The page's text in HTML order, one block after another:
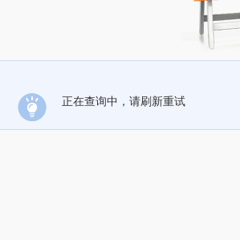
正在查询中，请刷新重试